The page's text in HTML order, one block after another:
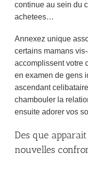
continue au sein du
achetees…
Annexez unique
certains mamans
accomplissent votre
en examen de gens
ascendant
chambouler la
ensuite adorer vos
Des que
nouvelles